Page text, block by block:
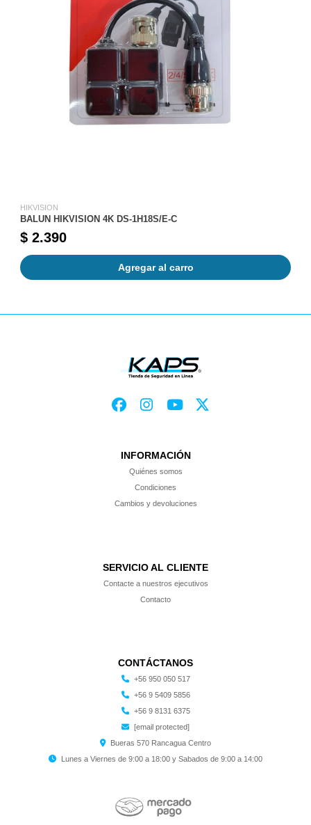
HIKVISION
BALUN HIKVISION 4K DS-1H18S/E-C
$ 2.390
Agregar al carro
INFORMACIÓN
Quiénes somos
Condiciones
Cambios y devoluciones
SERVICIO AL CLIENTE
Contacte a nuestros ejecutivos
Contacto
CONTÁCTANOS
+56 950 050 517
+56 9 5409 5856
+56 9 8131 6375
[email protected]
Bueras 570 Rancagua Centro
Lunes a Viernes de 9:00 a 18:00 y Sabados de 9:00 a 14:00